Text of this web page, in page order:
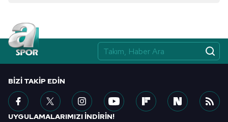
BIZI TAKIP EDIN
UYGULAMALARIMIZI İNDİRİN!